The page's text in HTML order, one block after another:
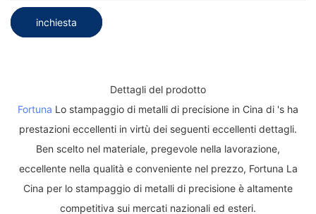
inchiesta
Dettagli del prodotto
Fortuna Lo stampaggio di metalli di precisione in Cina di 's ha
prestazioni eccellenti in virtù dei seguenti eccellenti dettagli.
Ben scelto nel materiale, pregevole nella lavorazione,
eccellente nella qualità e conveniente nel prezzo, Fortuna La
Cina per lo stampaggio di metalli di precisione è altamente
competitiva sui mercati nazionali ed esteri.